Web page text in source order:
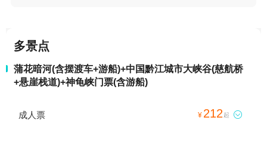
多景点
蒲花暗河(含摆渡车+游船)+中国黔江城市大峡谷(慈航桥
+悬崖栈道)+神龟峡门票(含游船)
成人票 ¥ 212 起 